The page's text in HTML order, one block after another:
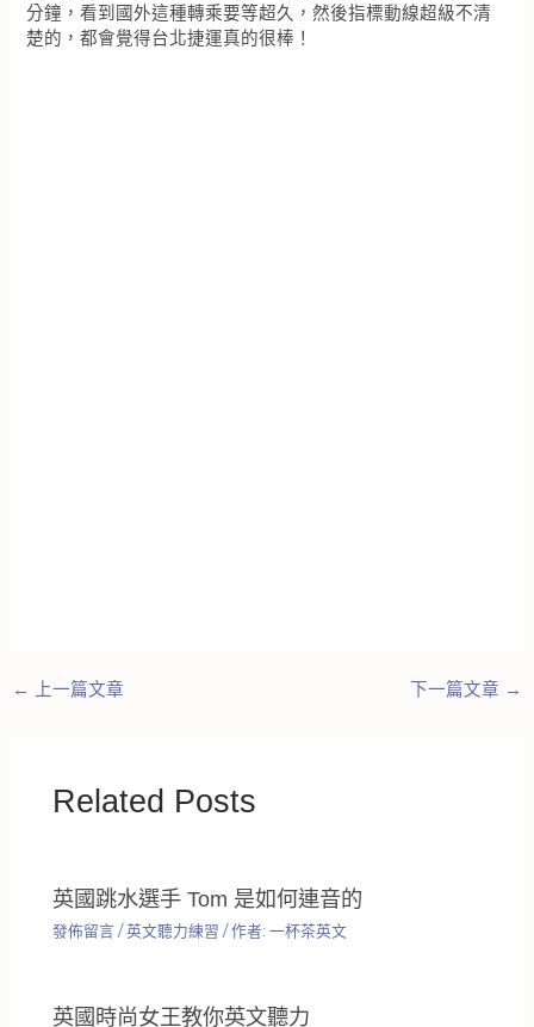
分鐘，看到國外這種轉乘要等超久，然後指標動線超級不清
楚的，都會覺得台北捷運真的很棒！
← 上一篇文章 下一篇文章 →
Related Posts
英國跳水選手 Tom 是如何連音的
發佈留言 /英文聽力練習 / 作者:一杯茶英文
英國時尚女王教你英文聽力